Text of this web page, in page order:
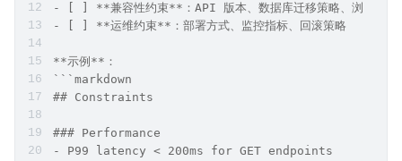
- [ ] **兼容性约束**：API 版本、数据库迁移策略、浏览器支
- [ ] **运维约束**：部署方式、监控指标、回滚策略
**示例**：
```markdown
## Constraints
### Performance
- P99 latency < 200ms for GET endpoints